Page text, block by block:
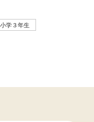
小学３年生